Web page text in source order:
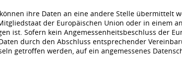
ihre Daten an eine andere Stelle übermittelt
der Europäischen Union oder in einem
ist. Sofern kein Angemessenheitsbeschluss der
durch den Abschluss entsprechender
getroffen werden, auf ein angemessenes